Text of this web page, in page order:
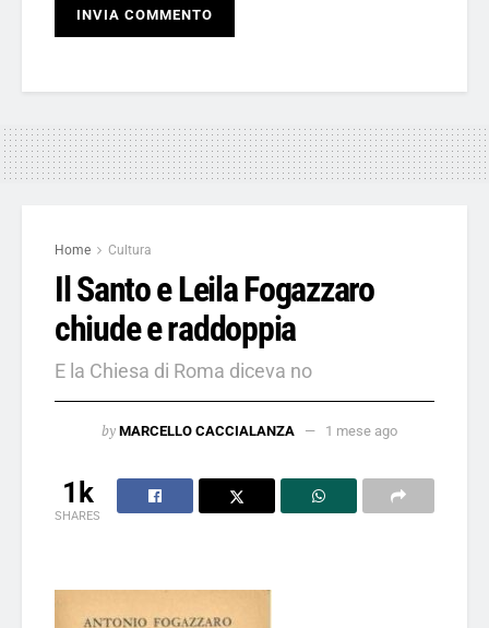
Home Cultura
Il Santo e Leila Fogazzaro
chiude e raddoppia
E la Chiesa di Roma diceva no
by MARCELLO CACCIALANZA 1 mese ago
1k
SHARES